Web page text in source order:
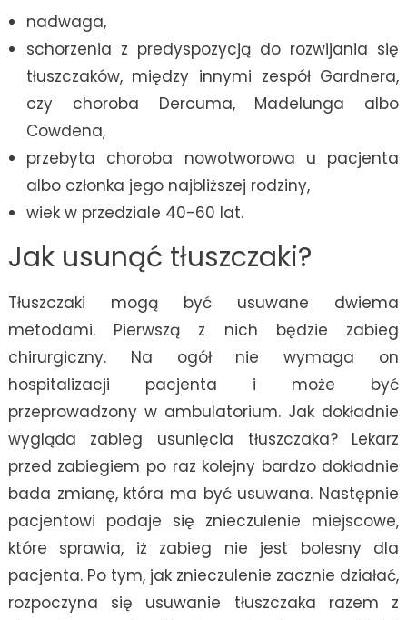
nadwaga,
schorzenia z predyspozycją do rozwijania się
tłuszczaków, między innymi zespół Gardnera,
czy choroba Dercuma, Madelunga albo
Cowdena,
przebyta choroba nowotworowa u pacjenta
albo członka jego najbliższej rodziny,
wiek w przedziale 40-60 lat.
Jak usunąć tłuszczaki?
Tłuszczaki mogą być usuwane dwiema
metodami. Pierwszą z nich będzie zabieg
chirurgiczny. Na ogół nie wymaga on
hospitalizacji pacjenta i może być
przeprowadzony w ambulatorium. Jak dokładnie
wygląda zabieg usunięcia tłuszczaka? Lekarz
przed zabiegiem po raz kolejny bardzo dokładnie
bada zmianę, która ma być usuwana. Następnie
pacjentowi podaje się znieczulenie miejscowe,
które sprawia, iż zabieg nie jest bolesny dla
pacjenta. Po tym, jak znieczulenie zacznie działać,
rozpoczyna się usuwanie tłuszczaka razem z